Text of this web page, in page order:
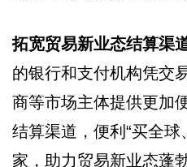
拓宽贸易新业态结算渠道
的银行和支付机构凭交
商等市场主体提供更加
结算渠道，便利“买全
家，助力贸易新业态蓬